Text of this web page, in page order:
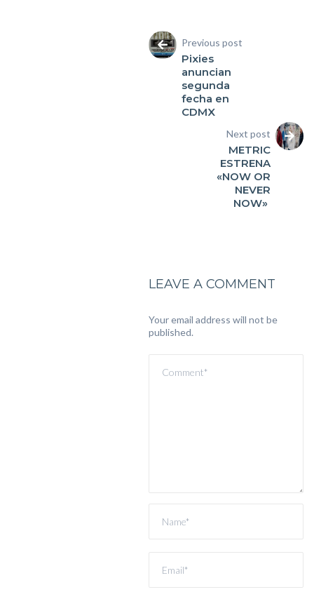
Previous post
Pixies
anuncian
segunda
fecha en
CDMX
Next post
METRIC
ESTRENA
«NOW OR
NEVER
NOW»
LEAVE A COMMENT
Your email address will not be
published.